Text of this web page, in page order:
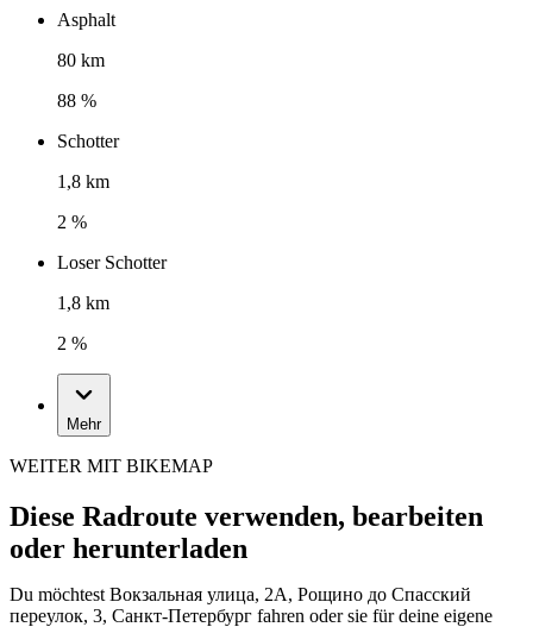
Asphalt
80 km
88 %
Schotter
1,8 km
2 %
Loser Schotter
1,8 km
2 %
Mehr
WEITER MIT BIKEMAP
Diese Radroute verwenden, bearbeiten
oder herunterladen
Du möchtest Вокзальная улица, 2А, Рощино до Спасский
переулок, 3, Санкт-Петербург fahren oder sie für deine eigene